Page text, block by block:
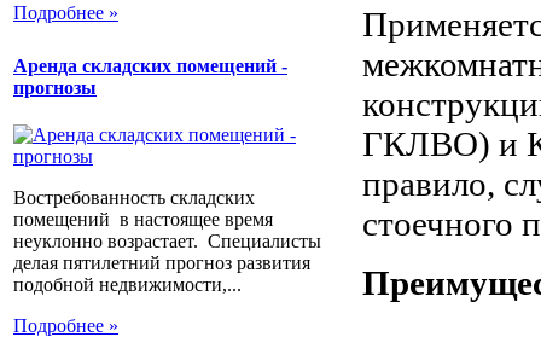
Подробнее »
Аренда складских помещений -
прогнозы
Востребованность складских
помещений в настоящее время
неуклонно возрастает. Специалисты
делая пятилетний прогноз развития
подобной недвижимости,...
Подробнее »
ГКЛВО) и
правило,
стоечного